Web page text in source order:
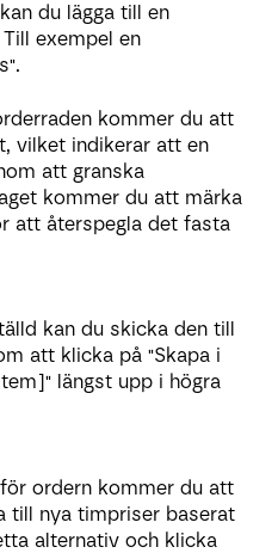
du lägga till en
exempel en
kommer du att
vilket indikerar att en
att granska
kommer du att märka
att återspegla det fasta
kan du skicka den till
att klicka på "Skapa i
längst upp i högra
ordern kommer du att
till nya timpriser baserat
alternativ och klicka